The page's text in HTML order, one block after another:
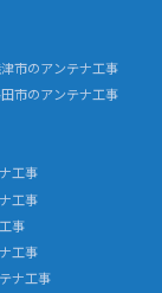
市のアンテナ工事
市のアンテナ工事
工事
工事
事
工事
ナ工事